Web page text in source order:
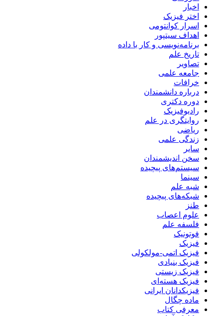
اخبار
اختر فیزیک
اسرار کوانتومی
اهداف سیتپور
برنامه‌نویسی و کار با داده
تاریخ علم
تصاویر
جامعه علمی
خرافات
درباره دانشمندان
دوره دکتری
رادیوفیزیک
روایتگری در علم
ریاضی
زندگی علمی
سایر
سخن اندیشمندان
سیستم‌های پیچیده
سینما
شبه علم
شبکه‌های پیچیده
طنز
علوم اعصاب
فلسفه علم
فوتونیک
فیزیک
فیزیک اتمی-مولکولی
فیزیک بنیادی
فیزیک زیستی
فیزیک هسته‌ای
فیزیکدانان ایرانی
ماده چگال
معرفی کتاب